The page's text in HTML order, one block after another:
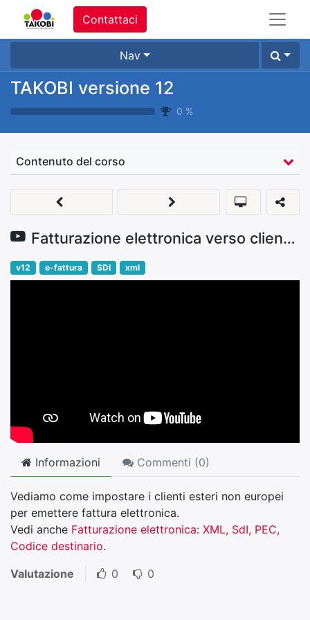
Contattaci
Nav
TAKOBI versione 12
0 %
Contenuto del corso
Fatturazione elettronica verso cliente extra UE
v12 e-fattura SDI xml
Informazioni Commenti (0)
Vediamo come impostare i clienti esteri non europei
per emettere fattura elettronica.
Vedi anche Fatturazione elettronica: XML, SdI, PEC,
Codice destinario.
Valutazione
0 0